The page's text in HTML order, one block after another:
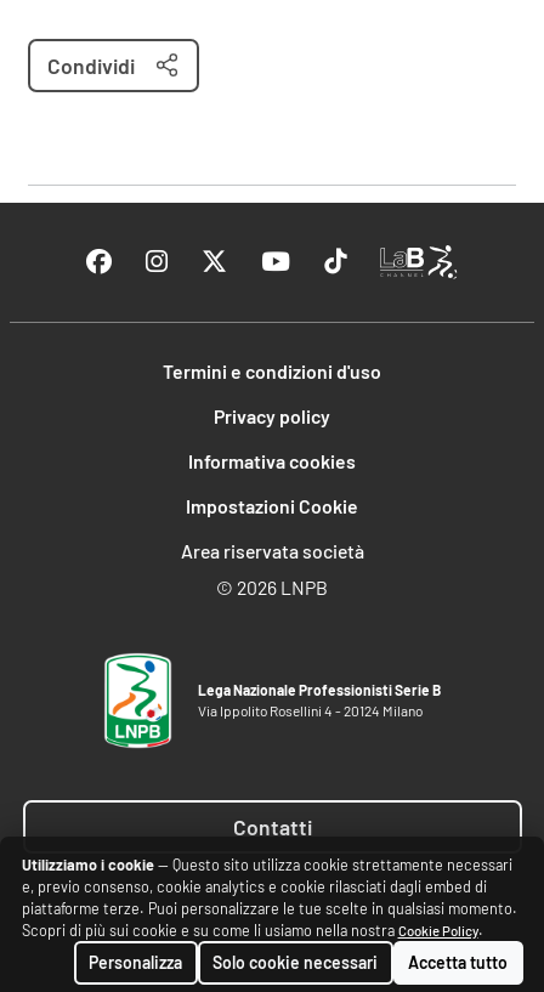
Condividi
Termini e condizioni d'uso
Privacy policy
Informativa cookies
Impostazioni Cookie
Area riservata società
© 2026 LNPB
Lega Nazionale Professionisti Serie B
Via Ippolito Rosellini 4 - 20124 Milano
Contatti
Utilizziamo i cookie— Questo sito utilizza cookie strettamente necessari
e, previo consenso, cookie analytics e cookie rilasciati dagli embed di
piattaforme terze. Puoi personalizzare le tue scelte in qualsiasi momento.
Scopri di più sui cookie e su come li usiamo nella nostra Cookie Policy.
Personalizza Solo cookie necessari Accetta tutto